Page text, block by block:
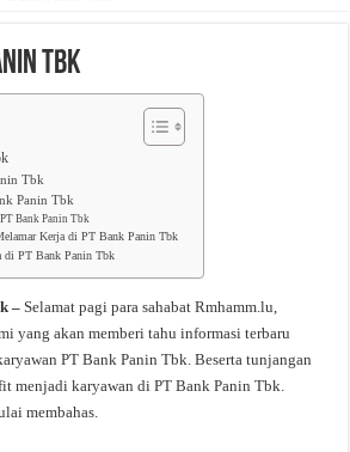
Tbk
Tbk
Panin Tbk
Bank Panin Tbk
Kerja di PT Bank Panin Tbk
di PT Bank Panin Tbk
–Selamat pagi para sahabat Rmhamm.lu,
yang akan memberi tahu informasi terbaru
PT Bank Panin Tbk. Beserta tunjangan
menjadi karyawan di PT Bank Panin Tbk.
membahas.